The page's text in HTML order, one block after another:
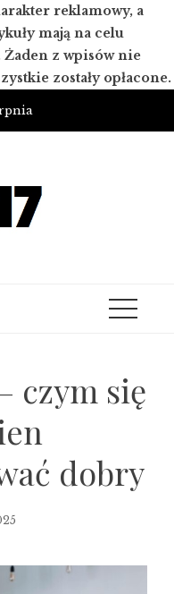
reklamowy, a
mają na celu
z wpisów nie
zostały opłacone.
czym się
dobry